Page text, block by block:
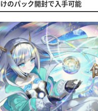
のパック開封で入手可能